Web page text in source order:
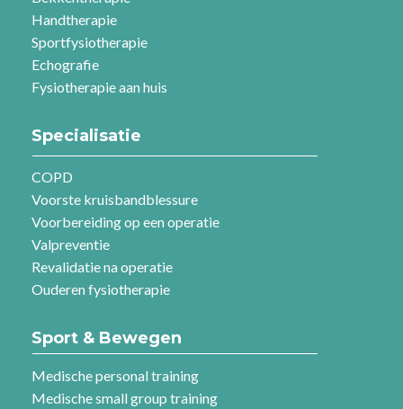
Handtherapie
Sportfysiotherapie
Echografie
Fysiotherapie aan huis
Specialisatie
COPD
Voorste kruisbandblessure
Voorbereiding op een operatie
Valpreventie
Revalidatie na operatie
Ouderen fysiotherapie
Sport & Bewegen
Medische personal training
Medische small group training